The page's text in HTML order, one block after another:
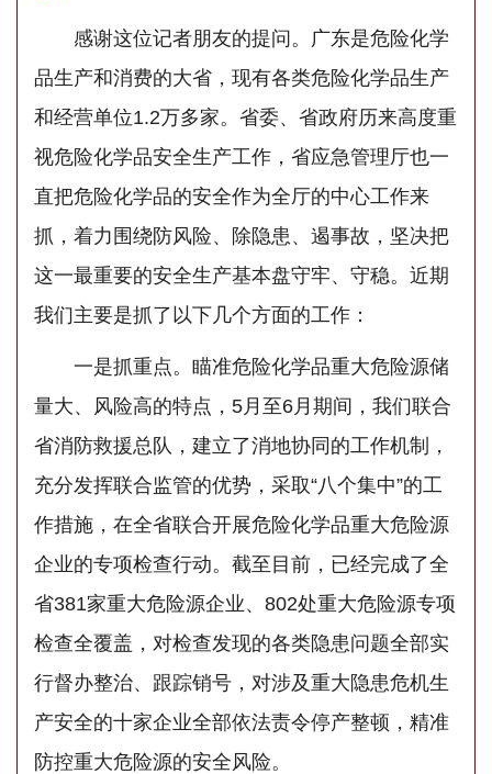
感谢这位记者朋友的提问。广东是危险化学
品生产和消费的大省，现有各类危险化学品生产
和经营单位1.2万多家。省委、省政府历来高度重
视危险化学品安全生产工作，省应急管理厅也一
直把危险化学品的安全作为全厅的中心工作来
抓，着力围绕防风险、除隐患、遏事故，坚决把
这一最重要的安全生产基本盘守牢、守稳。近期
我们主要是抓了以下几个方面的工作：
一是抓重点。瞄准危险化学品重大危险源储
量大、风险高的特点，5月至6月期间，我们联合
省消防救援总队，建立了消地协同的工作机制，
充分发挥联合监管的优势，采取“八个集中”的工
作措施，在全省联合开展危险化学品重大危险源
企业的专项检查行动。截至目前，已经完成了全
省381家重大危险源企业、802处重大危险源专项
检查全覆盖，对检查发现的各类隐患问题全部实
行督办整治、跟踪销号，对涉及重大隐患危机生
产安全的十家企业全部依法责令停产整顿，精准
防控重大危险源的安全风险。